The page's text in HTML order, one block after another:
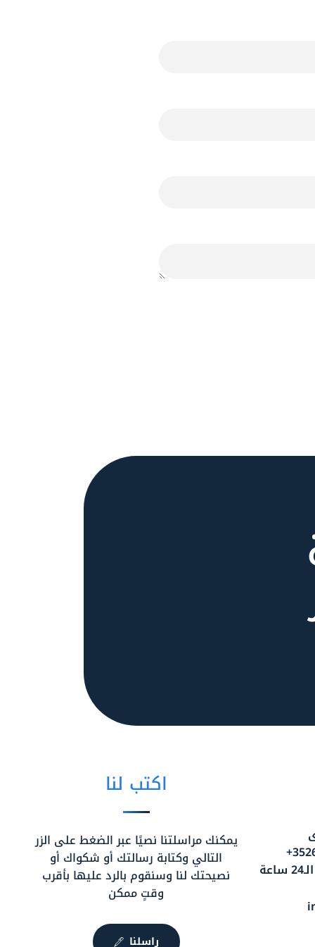
اكتب لنا
يمكنك مراسلتنا نصيًا عبر الضغط على الزر
التالي وكتابة رسالتك أو شكواك أو
نصيحتك لنا وسنقوم بالرد عليها بأقرب
وقتٍ ممكن
راسلنا